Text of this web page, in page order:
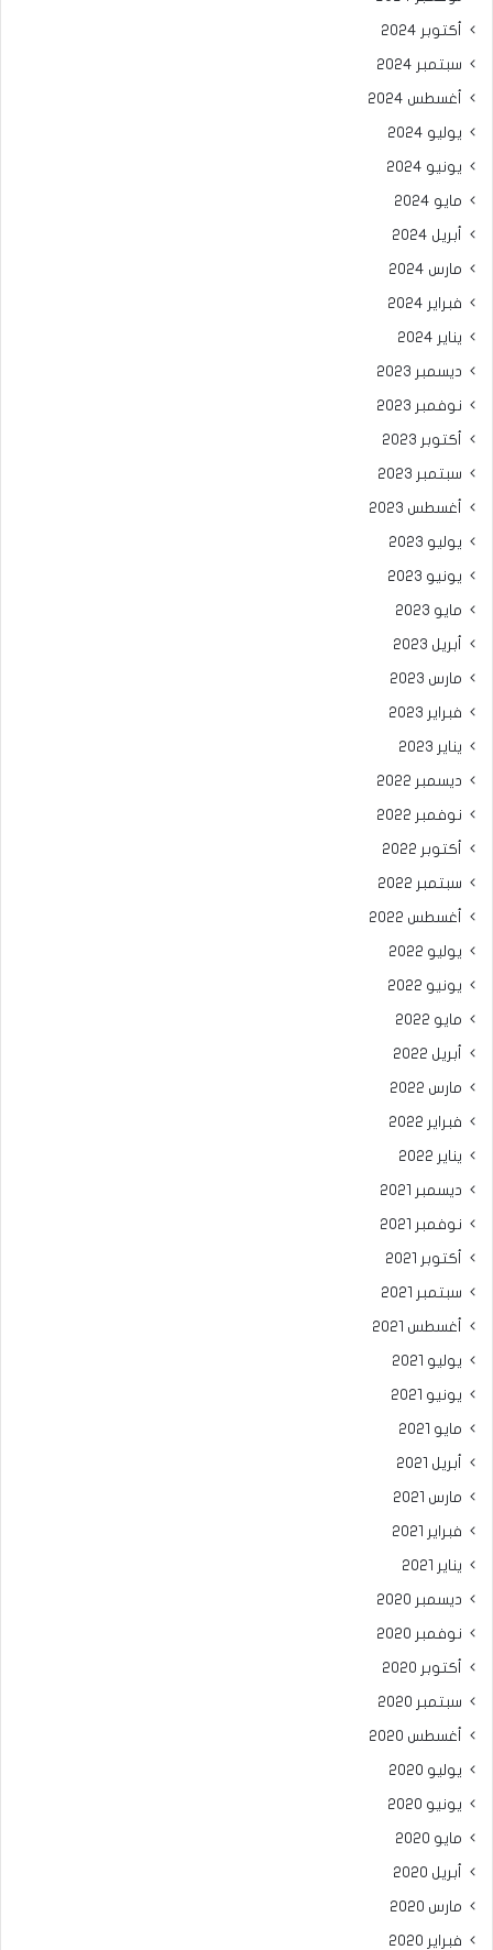
أكتوبر 2024
سبتمبر 2024
أغسطس 2024
يوليو 2024
يونيو 2024
مايو 2024
أبريل 2024
مارس 2024
فبراير 2024
يناير 2024
ديسمبر 2023
نوفمبر 2023
أكتوبر 2023
سبتمبر 2023
أغسطس 2023
يوليو 2023
يونيو 2023
مايو 2023
أبريل 2023
مارس 2023
فبراير 2023
يناير 2023
ديسمبر 2022
نوفمبر 2022
أكتوبر 2022
سبتمبر 2022
أغسطس 2022
يوليو 2022
يونيو 2022
مايو 2022
أبريل 2022
مارس 2022
فبراير 2022
يناير 2022
ديسمبر 2021
نوفمبر 2021
أكتوبر 2021
سبتمبر 2021
أغسطس 2021
يوليو 2021
يونيو 2021
مايو 2021
أبريل 2021
مارس 2021
فبراير 2021
يناير 2021
ديسمبر 2020
نوفمبر 2020
أكتوبر 2020
سبتمبر 2020
أغسطس 2020
يوليو 2020
يونيو 2020
مايو 2020
أبريل 2020
مارس 2020
فبراير 2020